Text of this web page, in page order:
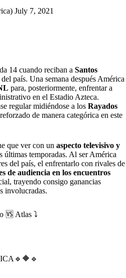
July 7, 2021
14 cuando reciban a Santos
país. Una semana después América
para, posteriormente, enfrentar a
en el Estadio Azteca.
regular midiéndose a los Rayados
de manera categórica en este
que ver con un aspecto televisivo y
últimas temporadas. Al ser América
del país, el enfrentarlo con rivales de
de audiencia en los encuentros
trayendo consigo ganancias
involucradas.
🆚 Atlas ⤵️
🔹🔶🔹